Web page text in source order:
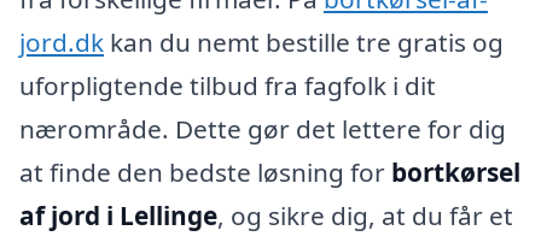
jord.dk kan du nemt bestille tre gratis og
uforpligtende tilbud fra fagfolk i dit
nærområde. Dette gør det lettere for dig
at finde den bedste løsning for bortkørsel
af jord i Lellinge, og sikre dig, at du får et